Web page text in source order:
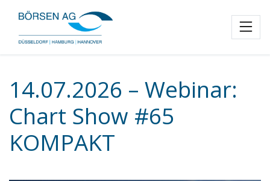
14.07.2026 – Webinar:
Chart Show #65
KOMPAKT